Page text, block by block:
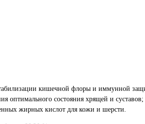
кишечной флоры и иммунной
оптимального состояния хрящей и суставов;
жирных кислот для кожи и шерсти.